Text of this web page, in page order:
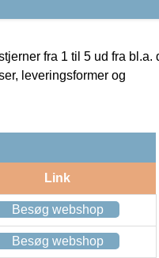
fra 1 til 5 ud fra bl.a.
leveringsformer og
Link
Besøg webshop
Besøg webshop